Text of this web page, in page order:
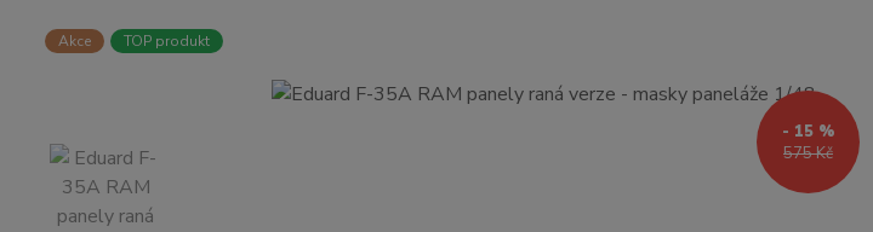
Akce TOP produkt
575 Kč
- 15 %